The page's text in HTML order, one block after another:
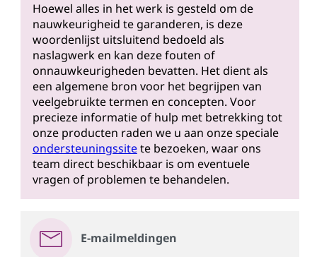
Hoewel alles in het werk is gesteld om de
nauwkeurigheid te garanderen, is deze
woordenlijst uitsluitend bedoeld als
naslagwerk en kan deze fouten of
onnauwkeurigheden bevatten. Het dient als
een algemene bron voor het begrijpen van
veelgebruikte termen en concepten. Voor
precieze informatie of hulp met betrekking tot
onze producten raden we u aan onze speciale
ondersteuningssitete bezoeken, waar ons
team direct beschikbaar is om eventuele
vragen of problemen te behandelen.
E-mailmeldingen